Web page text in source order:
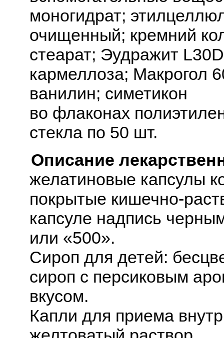
моногидрат;
очищенный; кремний
стеарат; Эудражит
кармеллоза; Макрогол
ванилин; симетикон
во флаконах
стекла по 50 шт.
Описание
желатиновые капсулы
покрытые кишечно-
капсуле надпись
или «500».
Сироп для детей:
сироп с персиковым
вкусом.
Капли для приема